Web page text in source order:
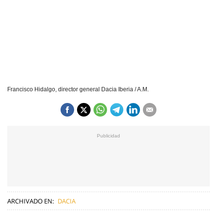
Francisco Hidalgo, director general Dacia Iberia / A.M.
ARCHIVADO EN: DACIA